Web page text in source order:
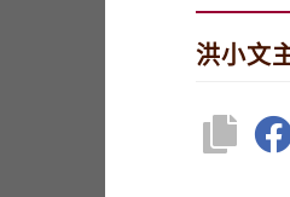
洪小文